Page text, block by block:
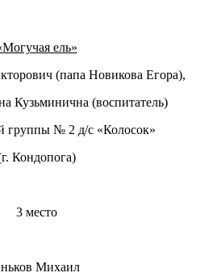
ель»
(папа Новикова Егора),
Кузьминична (воспитатель)
группы № 2 д/с «Колосок»
Кондопога)
3 место
Михаил